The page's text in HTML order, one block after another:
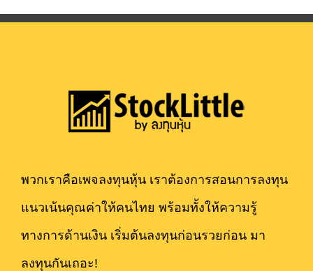
พวกเราคือเพจลงทุนหุ้น เราต้องการสอนการลงทุน
แนวเน้นคุณค่าให้คนไทย พร้อมทั้งให้ความรู้
ทางการด้านเงิน เริ่มต้นลงทุนก่อนรวยก่อน มา
ลงทุนกันเถอะ!